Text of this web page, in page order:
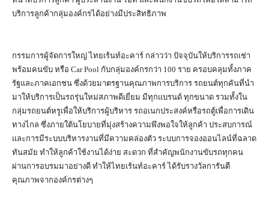
บริการลูกค้ากลุ่มองค์กรได้อย่างมีประสิทธิภาพ
กรรมการผู้จัดการใหญ่ ไทยเร้นท์อะคาร์ กล่าวว่า ปัจจุบันให้บริการรถเช่า
พร้อมคนขับ หรือ Car Pool กับกลุ่มองค์กรกว่า 100 ราย ครอบคลุมทั้งภาค
รัฐและภาคเอกชน ซึ่งด้วยมาตรฐานคุณภาพการบริการ รถยนต์ทุกคันที่นำ
มาให้บริการเป็นรถรุ่นใหม่สภาพดีเยี่ยม มีทุกแบรนด์ ทุกขนาด รวมทั้งใน
กลุ่มรถยนต์หรูเพื่อให้บริการผู้บริหาร รถอเนกประสงค์หรือรถตู้เพื่อการเดิน
ทางไกล ซึ่งภายใต้นโยบายที่มุ่งสร้างความพึงพอใจให้ลูกค้า ประสบการณ์
และการมีระบบบริหารงานที่มีความคล่องตัว ระบบการจองออนไลน์ที่ฉลาด
ทันสมัย ทำให้ลูกค้าใช้งานได้ง่าย สะดวก ที่สำคัญพนักงานขับรถทุกคน
ผ่านการอบรมมาอย่างดี ทำให้ไทยเร้นท์อะคาร์ ได้รับรางวัลการันตี
คุณภาพจากองค์กรต่างๆ